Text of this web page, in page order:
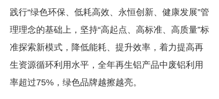
企业文化
《资源再生》杂志
行情报价
践行“绿色环保、低耗高效、永恒创新、健康发展”管
理理念的基础上，坚持“高起点、高标准、高质量”标
准探索新模式，降低能耗、提升效率，着力提高再
生资源循环利用水平，全年再生铝产品中废铝利用
率超过75%，绿色品牌越擦越亮。